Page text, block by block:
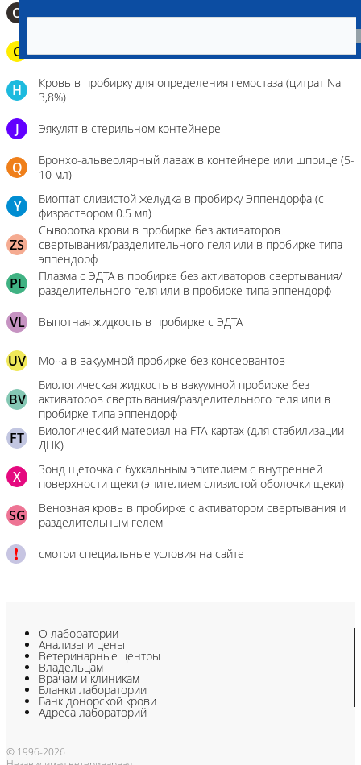
О
C Паренхиматозные органы в герметичном пакете
H
Кровь в пробирку для определения гемостаза (цитрат Na
3,8%)
J Эякулят в стерильном контейнере
Q
Бронхо-альвеолярный лаваж в контейнере или шприце (5-
10 мл)
Y
Биоптат слизистой желудка в пробирку Эппендорфа (с
физраствором 0.5 мл)
ZS
Сыворотка крови в пробирке без активаторов
свертывания/разделительного геля или в пробирке типа
эппендорф
PL
Плазма с ЭДТА в пробирке без активаторов свертывания/
разделительного геля или в пробирке типа эппендорф
VL Выпотная жидкость в пробирке с ЭДТА
UV Моча в вакуумной пробирке без консервантов
BV
Биологическая жидкость в вакуумной пробирке без
активаторов свертывания/разделительного геля или в
пробирке типа эппендорф
FT
Биологический материал на FTA-картах (для стабилизации
ДНК)
X
Зонд щеточка с буккальным эпителием с внутренней
поверхности щеки (эпителием слизистой оболочки щеки)
SG
Венозная кровь в пробирке с активатором свертывания и
разделительным гелем
смотри специальные условия на сайте
О лаборатории
Анализы и цены
Ветеринарные центры
Владельцам
Врачам и клиникам
Бланки лаборатории
Банк донорской крови
Адреса лабораторий
© 1996-2026